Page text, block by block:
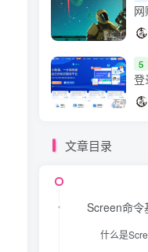
关闭
Screen命令
Screen命
命名会话
在Screen
结论
网
5
登
文章目录
Screen命令
什么是